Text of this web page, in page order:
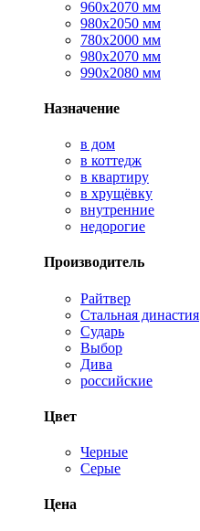
960х2070 мм
980х2050 мм
780х2000 мм
980х2070 мм
990х2080 мм
Назначение
в дом
в коттедж
в квартиру
в хрущёвку
внутренние
недорогие
Производитель
Райтвер
Стальная династия
Сударь
Выбор
Дива
российские
Цвет
Черные
Серые
Цена